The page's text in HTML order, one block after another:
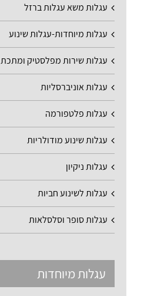
עגלות משא עגלות ברזל
עגלות מיוחדות-עגלות שינוע
עגלות שירות מפלסטיק ומתכת
עגלות אוניברסליות
עגלות פלטפורמה
עגלות שינוע מודולריות
עגלות ניקיון
עגלות לשינוע חביות
עגלות סופר וסלסלאות
עגלות מיוחדות